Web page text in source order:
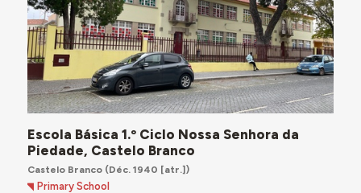
Escola Básica 1.º Ciclo Nossa Senhora da
Piedade, Castelo Branco
Castelo Branco(Déc. 1940 [atr.])
Primary School